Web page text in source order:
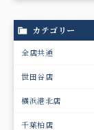
カテゴリー
全店共通
世田谷店
横浜港北店
千葉柏店